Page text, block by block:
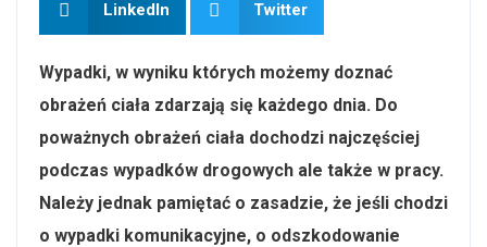
LinkedIn Twitter
Wypadki, w wyniku których możemy doznać
obrażeń ciała zdarzają się każdego dnia. Do
poważnych obrażeń ciała dochodzi najczęściej
podczas wypadków drogowych ale także w pracy.
Należy jednak pamiętać o zasadzie, że jeśli chodzi
o wypadki komunikacyjne, o odszkodowanie